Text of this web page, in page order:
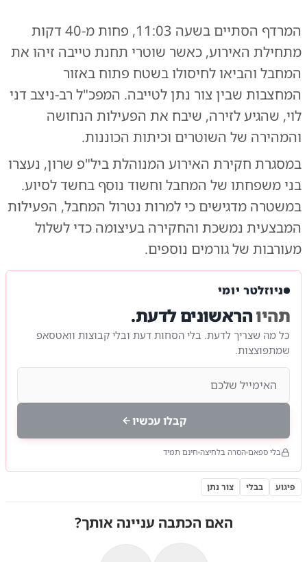
המרדף הסתיים בשעה 11:03, פחות מ-40 דקות
מתחילת האירוע, כאשר שוטרי תחנת טייבה זיהו את
המחבל והביאו לחיסולו בשטח פתוח באזור
המחצבות שבין צור נתן לטייבה. המפכ"ל רב-ניצב דני
לוי, שהגיע לזירה, שיבח את הפעילות הנחושה
והמהירה של השוטרים וכיתות הכוננות.
במסגרת חקירת האירוע המנוהלת ביל"פ שרון, נעצרו
בני משפחתו של המחבל וחשוד נוסף בחשד לסיוע.
במשטרה מדגישים כי למרות נטרול המחבל, הפעילות
המבצעית נמשכת והחקירה בעיצומה כדי לשלול
מעורבות של גורמים נוספים.
ניוזלטר יומי
תהיוהראשונים לדעת.
כל מה שצריך לדעת. בלי הסחות דעת ובלי קבוצות וואטסאפ
שמתפוצצות.
קבלו עכשיו
בלי ספאם הסרה בלחיצה חינם תמיד
פיגוע בבלי צור נתן
האם הכתבה עניינה אותך?